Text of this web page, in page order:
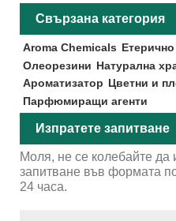
Свързана категория
Aroma Chemicals
Олеорезини Натурална
Ароматизатор Цветни и
Парфюмиращи агенти
Изпратете запитване
Моля, не се колебайте да
запитване във формата
24 часа.